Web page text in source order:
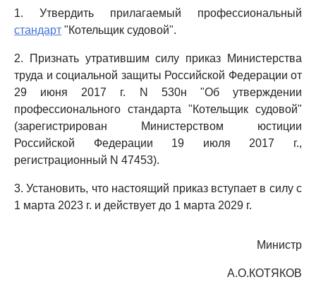
1. Утвердить прилагаемый профессиональный
стандарт "Котельщик судовой".
2. Признать утратившим силу приказ Министерства
труда и социальной защиты Российской Федерации от
29 июня 2017 г. N 530н "Об утверждении
профессионального стандарта "Котельщик судовой"
(зарегистрирован Министерством юстиции
Российской Федерации 19 июля 2017 г.,
регистрационный N 47453).
3. Установить, что настоящий приказ вступает в силу с
1 марта 2023 г. и действует до 1 марта 2029 г.
Министр
А.О.КОТЯКОВ